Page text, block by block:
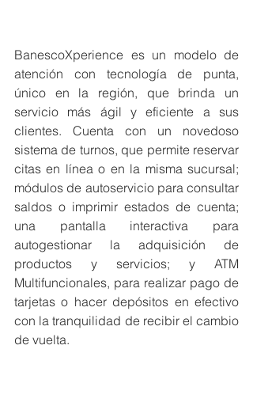
BanescoXperience es un modelo de
atención con tecnología de punta,
único en la región, que brinda un
servicio más ágil y eficiente a sus
clientes. Cuenta con un novedoso
sistema de turnos, que permite reservar
citas en línea o en la misma sucursal;
módulos de autoservicio para consultar
saldos o imprimir estados de cuenta;
una pantalla interactiva para
autogestionar la adquisición de
productos y servicios; y ATM
Multifuncionales, para realizar pago de
tarjetas o hacer depósitos en efectivo
con la tranquilidad de recibir el cambio
de vuelta.